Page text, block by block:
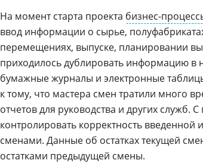
На момент старта проекта бизнес-
ввод информации о сырье,
перемещениях, выпуске, планировании
приходилось дублировать информацию в
бумажные журналы и электронные
к тому, что мастера смен тратили много
отчетов для руководства и других
контролировать корректность
сменами. Данные об остатках текущей
остатками предыдущей смены.